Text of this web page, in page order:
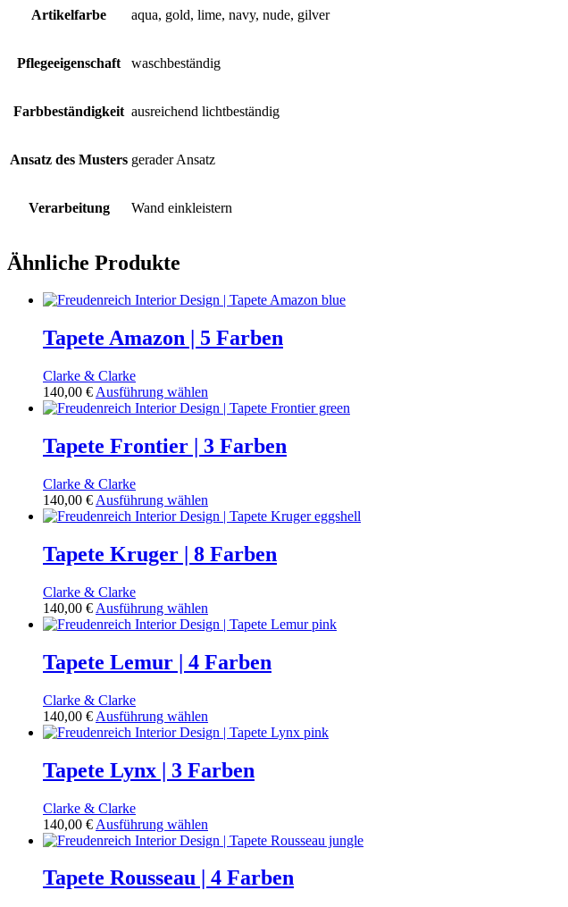
Artikelfarbe aqua, gold, lime, navy, nude, gilver
Pflegeeigenschaft waschbeständig
Farbbeständigkeit ausreichend lichtbeständig
Ansatz des Musters gerader Ansatz
Verarbeitung Wand einkleistern
Ähnliche Produkte
Tapete Amazon | 5 Farben
Clarke & Clarke
140,00 € Ausführung wählen
Produkt
mehrere
Varianten
Optionen
können
der
Produktseite
Tapete Frontier | 3 Farben
Clarke & Clarke
140,00 € Ausführung wählen
Produkt
mehrere
Varianten
Optionen
können
der
Produktseite
Tapete Kruger | 8 Farben
Clarke & Clarke
140,00 € Ausführung wählen
Produkt
mehrere
Varianten
Optionen
können
der
Produktseite
Tapete Lemur | 4 Farben
Clarke & Clarke
140,00 € Ausführung wählen
Produkt
mehrere
Varianten
Optionen
können
der
Produktseite
Tapete Lynx | 3 Farben
Clarke & Clarke
140,00 € Ausführung wählen
Produkt
mehrere
Varianten
Tapete Rousseau | 4 Farben